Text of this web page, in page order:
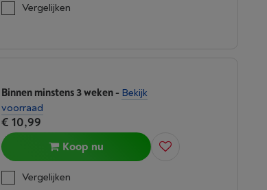
Vergelijken
Binnen minstens 3 weken- Bekijk
voorraad
€ 10,99
Koop nu
Vergelijken